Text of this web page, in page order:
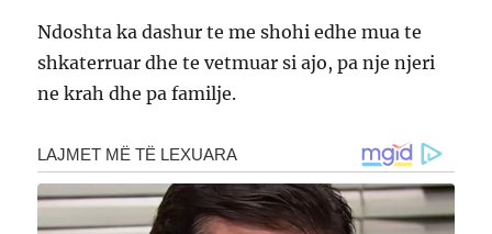
Ndoshta ka dashur te me shohi edhe mua te
shkaterruar dhe te vetmuar si ajo, pa nje njeri
ne krah dhe pa familje.